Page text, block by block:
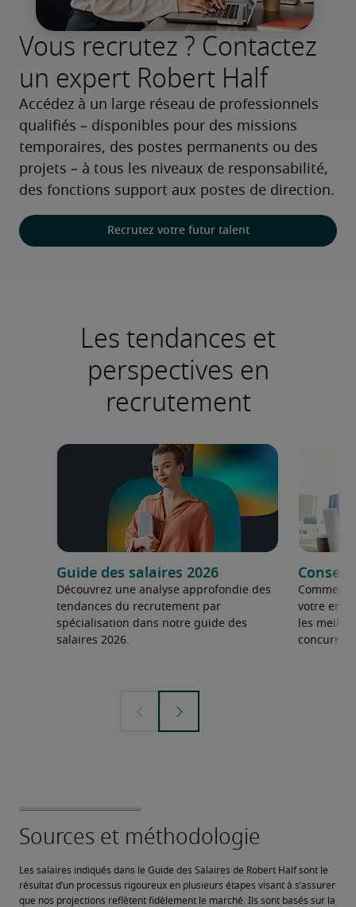
Vous recrutez ? Contactez
un expert Robert Half
Accédez à un large réseau de professionnels
qualifiés – disponibles pour des missions
temporaires, des postes permanents ou des
projets – à tous les niveaux de responsabilité,
des fonctions support aux postes de direction.
Recrutez votre futur talent
Les tendances et
perspectives en
recrutement
Guide des salaires 2026
Découvrez une analyse approfondie des
tendances du recrutement par
spécialisation dans notre guide des
salaires 2026.
Comment
votre
les
Les salaires indiqués dans le Guide des Salaires de Robert Half sont le
résultat d’un processus rigoureux en plusieurs étapes visant à s’assurer
que nos projections reflètent fidèlement le marché. Ils sont basés sur la